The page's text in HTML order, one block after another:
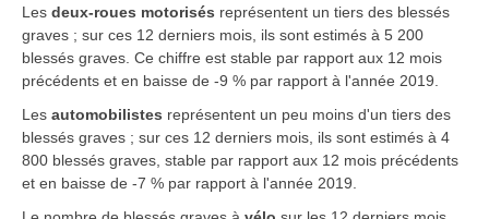
Les deux-roues motorisés représentent un tiers des blessés
graves ; sur ces 12 derniers mois, ils sont estimés à 5 200
blessés graves. Ce chiffre est stable par rapport aux 12 mois
précédents et en baisse de -9 % par rapport à l'année 2019.
Les automobilistes représentent un peu moins d'un tiers des
blessés graves ; sur ces 12 derniers mois, ils sont estimés à 4
800 blessés graves, stable par rapport aux 12 mois précédents
et en baisse de -7 % par rapport à l'année 2019.